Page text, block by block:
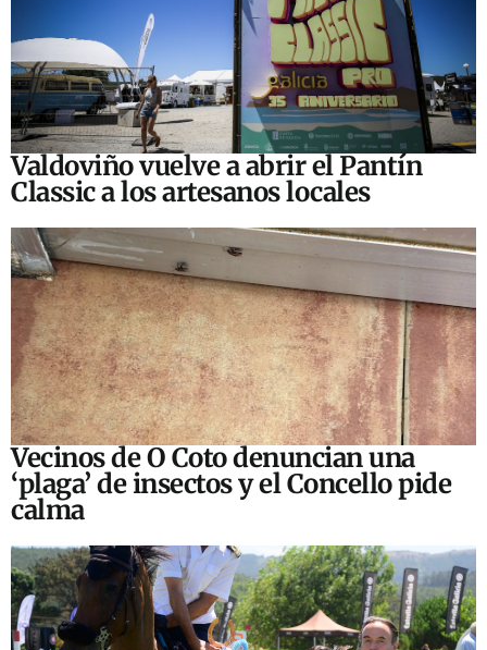
Valdoviño vuelve a abrir el Pantín
Classic a los artesanos locales
Vecinos de O Coto denuncian una
‘plaga’ de insectos y el Concello pide
calma